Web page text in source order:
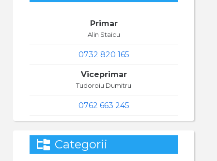
Primar
Alin Staicu
0732 820 165
Viceprimar
Tudoroiu Dumitru
0762 663 245
Categorii